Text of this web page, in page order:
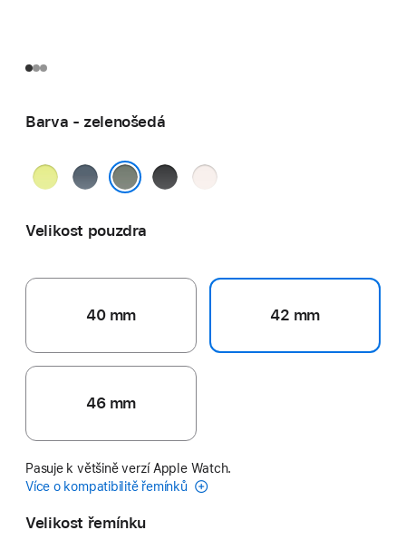
Barva - zelenošedá
neonověocelově
černá světle
Velikost pouzdra
40 mm 42 mm
46 mm
Pasuje k většině verzí Apple Watch.
Více o kompatibilitě řemínků
Velikost řemínku